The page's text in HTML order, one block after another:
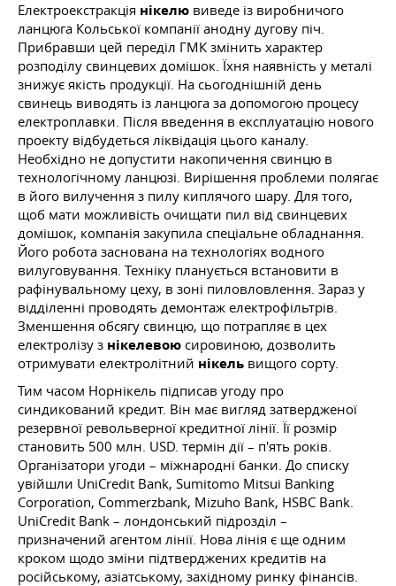
Електроекстракція нікелю виведе із виробничого
ланцюга Кольської компанії анодну дугову піч.
Прибравши цей переділ ГМК змінить характер
розподілу свинцевих домішок. Їхня наявність у металі
знижує якість продукції. На сьогоднішній день
свинець виводять із ланцюга за допомогою процесу
електроплавки. Після введення в експлуатацію нового
проекту відбудеться ліквідація цього каналу.
Необхідно не допустити накопичення свинцю в
технологічному ланцюзі. Вирішення проблеми полягає
в його вилучення з пилу киплячого шару. Для того,
щоб мати можливість очищати пил від свинцевих
домішок, компанія закупила спеціальне обладнання.
Його робота заснована на технологіях водного
вилуговування. Техніку планується встановити в
рафінувальному цеху, в зоні пиловловлення. Зараз у
відділенні проводять демонтаж електрофільтрів.
Зменшення обсягу свинцю, що потрапляє в цех
електролізу з нікелевою сировиною, дозволить
отримувати електролітний нікель вищого сорту.
Тим часом Норнікель підписав угоду про
синдикований кредит. Він має вигляд затвердженої
резервної револьверної кредитної лінії. Її розмір
становить 500 млн. USD. термін дії – п'ять років.
Організатори угоди – міжнародні банки. До списку
увійшли UniCredit Bank, Sumitomo Mitsui Banking
Corporation, Commerzbank, Mizuho Bank, HSBC Bank.
UniCredit Bank – лондонський підрозділ –
призначений агентом лінії. Нова лінія є ще одним
кроком щодо зміни підтверджених кредитів на
російському, азіатському, західному ринку фінансів.